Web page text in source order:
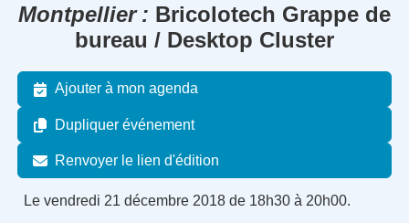
Montpellier
Bricolotech Grappe de
bureau / Desktop Cluster
Ajouter à mon agenda
Dupliquer événement
Renvoyer le lien d'édition
Le vendredi 21 décembre 2018 de 18h30 à 20h00.